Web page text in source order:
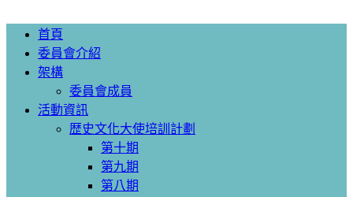
首頁
委員會介紹
架構
委員會成員
活動資訊
歴史文化大使培訓計劃
第十期
第九期
第八期